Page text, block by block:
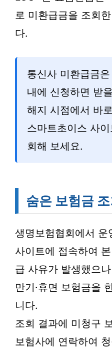
로 미환급금을 조회
다.
통신사 미환급금
내에 신청하면 받
해지 시점에서 바
스마트초이스 사
회해 보세요.
숨은 보험금
생명보험협회에서
사이트에 접속하여
급 사유가 발생했으
만기·휴면 보험금을
니다.
조회 결과에 미청구
보험사에 연락하여